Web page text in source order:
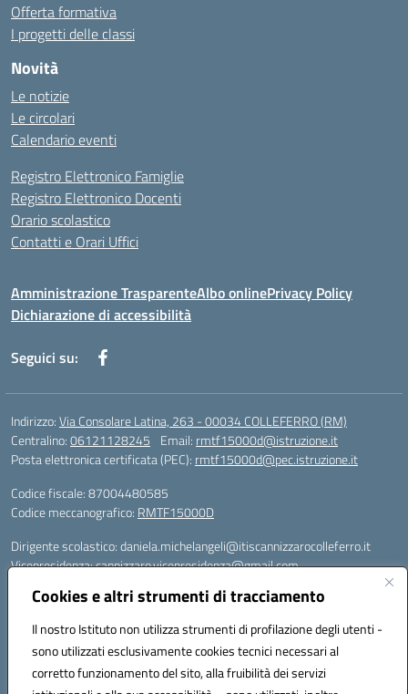
Cookies e altri strumenti di tracciamento
Il nostro Istituto non utilizza strumenti di profilazione degli utenti -
sono utilizzati esclusivamente cookies tecnici necessari al
corretto funzionamento del sito, alla fruibilità dei servizi
Offerta formativa
I progetti delle classi
Novità
Le notizie
Le circolari
Calendario eventi
Registro Elettronico Famiglie
Registro Elettronico Docenti
Orario scolastico
Contatti e Orari Uffici
Amministrazione TrasparenteAlbo onlinePrivacy Policy
Dichiarazione di accessibilità
Seguici su:
Indirizzo:Via Consolare Latina, 263 - 00034 COLLEFERRO (RM)
Centralino:06121128245 Email: rmtf15000d@istruzione.it
Posta elettronica certificata (PEC): rmtf15000d@pec.istruzione.it
Codice fiscale: 87004480585
Codice meccanografico: RMTF15000D
Dirigente scolastico: daniela.michelangeli@itiscannizzarocolleferro.it
Vicepresidenza: cannizzaro.vicepresidenza@gmail.com
Supporto piattaforme DDI (creazione account e rigenerazione credenziali)
supporto_gsuite@itiscannizzarocolleferro.it
Microsoft Office 365 (Teams):